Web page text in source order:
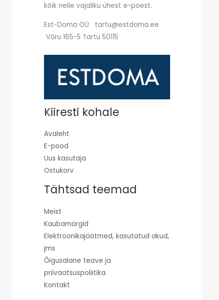
kõik neile vajaliku ühest e-poest.
Est-Doma OÜ tartu@estdoma.ee
Võru 165-5 Tartu 50115
Kiiresti kohale
Avaleht
E-pood
Uus kasutaja
Ostukorv
Tähtsad teemad
Meist
Kaubamärgid
Elektroonikajäätmed, kasutatud akud,
jms
Õigusalane teave ja
priivaatsuspoliitika
Kontakt